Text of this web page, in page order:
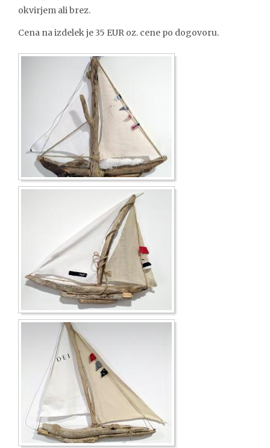
okvirjem ali brez.
Cena na izdelek je 35 EUR oz. cene po dogovoru.